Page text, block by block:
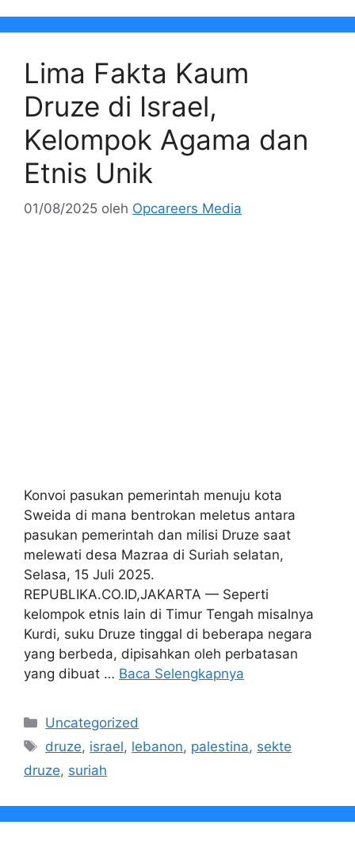
Lima Fakta Kaum
Druze di Israel,
Kelompok Agama dan
Etnis Unik
01/08/2025 oleh Opcareers Media
Konvoi pasukan pemerintah menuju kota
Sweida di mana bentrokan meletus antara
pasukan pemerintah dan milisi Druze saat
melewati desa Mazraa di Suriah selatan,
Selasa, 15 Juli 2025.
REPUBLIKA.CO.ID,JAKARTA — Seperti
kelompok etnis lain di Timur Tengah misalnya
Kurdi, suku Druze tinggal di beberapa negara
yang berbeda, dipisahkan oleh perbatasan
yang dibuat … Baca Selengkapnya
Kategori
Uncategorized
Tag
druze, israel, lebanon, palestina, sekte
druze, suriah